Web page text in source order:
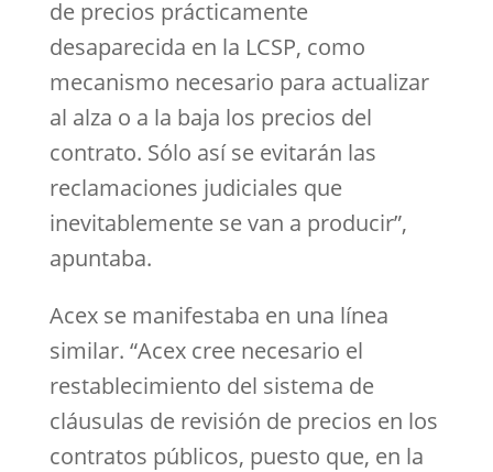
de precios prácticamente
desaparecida en la LCSP, como
mecanismo necesario para actualizar
al alza o a la baja los precios del
contrato. Sólo así se evitarán las
reclamaciones judiciales que
inevitablemente se van a producir”,
apuntaba.
Acex se manifestaba en una línea
similar. “Acex cree necesario el
restablecimiento del sistema de
cláusulas de revisión de precios en los
contratos públicos, puesto que, en la